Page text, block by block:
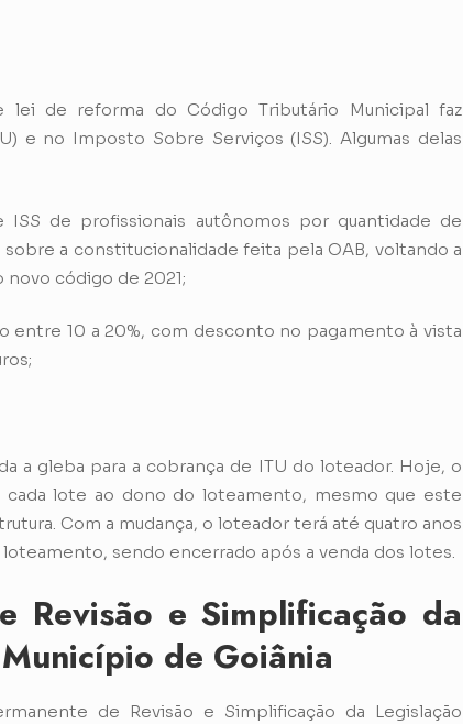
de reforma do Código Tributário Municipal faz
e no Imposto Sobre Serviços (ISS). Algumas delas
ISS de profissionais autônomos por quantidade de
a constitucionalidade feita pela OAB, voltando a
código de 2021;
entre 10 a 20%, com desconto no pagamento à vista
a gleba para a cobrança de ITU do loteador. Hoje, o
lote ao dono do loteamento, mesmo que este
Com a mudança, o loteador terá até quatro anos
sendo encerrado após a venda dos lotes.
Revisão e Simplificação da
de Goiânia
de Revisão e Simplificação da Legislação